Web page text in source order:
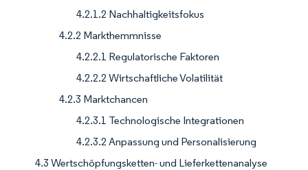
4.2.1.2 Nachhaltigkeitsfokus
4.2.2 Markthemmnisse
4.2.2.1 Regulatorische Faktoren
4.2.2.2 Wirtschaftliche Volatilität
4.2.3 Marktchancen
4.2.3.1 Technologische Integrationen
4.2.3.2 Anpassung und Personalisierung
4.3 Wertschöpfungsketten- und Lieferkettenanalyse